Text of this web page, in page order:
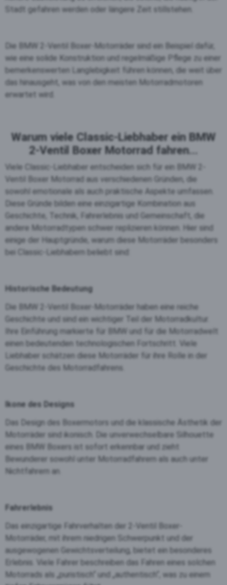
Stadt gefahren werden oder längere Zeit stillstehen.
Die BMW 2-Ventil Boxer-Motorräder sind ein Beispiel dafür,
wie eine solide Konstruktion und regelmäßige Pflege zu einer
bemerkenswerten Langlebigkeit führen können, die weit über
das hinausgeht, was von den meisten Motorradmotoren
erwartet wird.
Warum viele Classic-Liebhaber ein BMW
2-Ventil Boxer Motorrad fahren...
Viele Classic-Liebhaber entscheiden sich für ein BMW 2-
Ventil Boxer Motorrad aus verschiedenen Gründen, die
sowohl emotionale als auch praktische Aspekte umfassen.
Diese Gründe bilden eine einzigartige Kombination aus
Geschichte, Technik, Fahrerlebnis und Gemeinschaft, die
andere Motorradtypen schwer replizieren können. Hier sind
einige der Hauptgründe, warum diese Motorräder besonders
bei Classic-Liebhabern beliebt sind:
Historische Bedeutung
Die BMW 2-Ventil Boxer-Motorräder haben eine reiche
Geschichte und sind ein wichtiger Teil der Motorradkultur.
Ihre Einführung markierte für BMW und für die Motorradwelt
einen bedeutenden technologischen Fortschritt. Viele
Liebhaber schätzen diese Motorräder für ihre Rolle in der
Geschichte des Motorradfahrens.
Ikone des Designs
Das Design des Boxermotors und die klassische Ästhetik der
Motorräder sind ikonisch. Die unverwechselbare Silhouette
eines BMW Boxers ist sofort erkennbar und zieht
Bewunderer sowohl unter Motorradfahrern als auch unter
Nichtfahrern an.
Fahrerlebnis
Das einzigartige Fahrverhalten der 2-Ventil Boxer-
Motorräder, mit ihrem niedrigen Schwerpunkt und der
ausgewogenen Gewichtsverteilung, bietet ein besonderes
Erlebnis. Viele Fahrer beschreiben das Fahren eines solchen
Motorrads als „puristisch“ und „authentisch“, was zu einem